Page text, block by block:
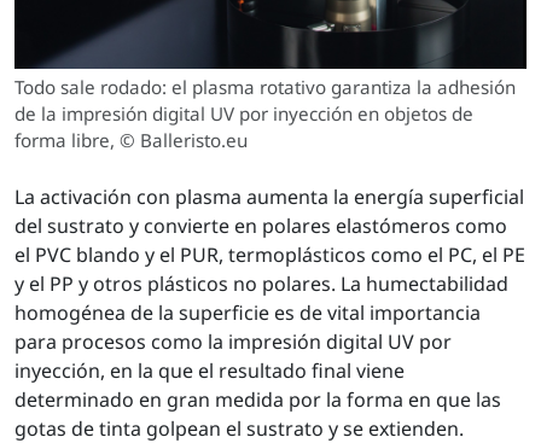
Todo sale rodado: el plasma rotativo garantiza la adhesión
de la impresión digital UV por inyección en objetos de
forma libre, © Balleristo.eu
La activación con plasma aumenta la energía superficial
del sustrato y convierte en polares elastómeros como
el PVC blando y el PUR, termoplásticos como el PC, el PE
y el PP y otros plásticos no polares. La humectabilidad
homogénea de la superficie es de vital importancia
para procesos como la impresión digital UV por
inyección, en la que el resultado final viene
determinado en gran medida por la forma en que las
gotas de tinta golpean el sustrato y se extienden.